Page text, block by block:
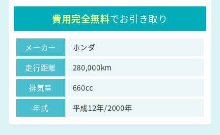
費用完全無料でお引き取り
メーカー
ホンダ
走行距離
280,000km
排気量
660cc
年式
平成12年/2000年